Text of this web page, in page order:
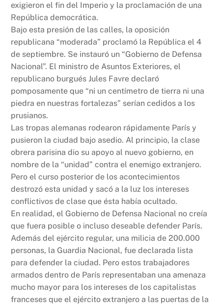
exigieron el fin del Imperio y la proclamación de una
República democrática.
Bajo esta presión de las calles, la oposición
republicana “moderada” proclamó la República el 4
de septiembre. Se instauró un “Gobierno de Defensa
Nacional”. El ministro de Asuntos Exteriores, el
republicano burgués Jules Favre declaró
pomposamente que “ni un centímetro de tierra ni una
piedra en nuestras fortalezas” serían cedidos a los
prusianos.
Las tropas alemanas rodearon rápidamente París y
pusieron la ciudad bajo asedio. Al principio, la clase
obrera parisina dio su apoyo al nuevo gobierno, en
nombre de la “unidad” contra el enemigo extranjero.
Pero el curso posterior de los acontecimientos
destrozó esta unidad y sacó a la luz los intereses
conflictivos de clase que ésta había ocultado.
En realidad, el Gobierno de Defensa Nacional no creía
que fuera posible o incluso deseable defender París.
Además del ejército regular, una milicia de 200.000
personas, la Guardia Nacional, fue declarada lista
para defender la ciudad. Pero estos trabajadores
armados dentro de París representaban una amenaza
mucho mayor para los intereses de los capitalistas
franceses que el ejército extranjero a las puertas de la